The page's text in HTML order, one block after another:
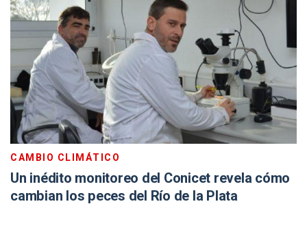
CAMBIO CLIMÁTICO
Un inédito monitoreo del Conicet revela cómo
cambian los peces del Río de la Plata